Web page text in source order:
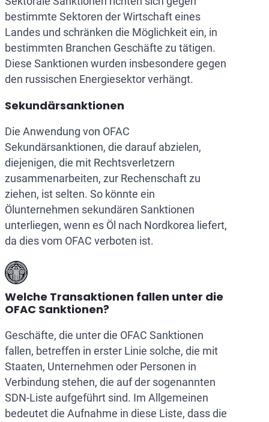
bestimmte Sektoren der Wirtschaft eines
Landes und schränken die Möglichkeit ein, in
bestimmten Branchen Geschäfte zu tätigen.
Diese Sanktionen wurden insbesondere gegen
den russischen Energiesektor verhängt.
Sekundärsanktionen
Die Anwendung von OFAC
Sekundärsanktionen, die darauf abzielen,
diejenigen, die mit Rechtsverletzern
zusammenarbeiten, zur Rechenschaft zu
ziehen, ist selten. So könnte ein
Ölunternehmen sekundären Sanktionen
unterliegen, wenn es Öl nach Nordkorea liefert,
da dies vom OFAC verboten ist.
Welche Transaktionen fallen unter die
OFAC Sanktionen?
Geschäfte, die unter die OFAC Sanktionen
fallen, betreffen in erster Linie solche, die mit
Staaten, Unternehmen oder Personen in
Verbindung stehen, die auf der sogenannten
SDN-Liste aufgeführt sind. Im Allgemeinen
bedeutet die Aufnahme in diese Liste, dass die